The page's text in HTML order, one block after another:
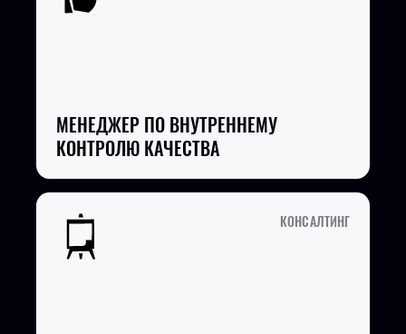
МЕНЕДЖЕР ПО ВНУТРЕННЕМУ
КОНТРОЛЮ КАЧЕСТВА
КОНСАЛТИНГ